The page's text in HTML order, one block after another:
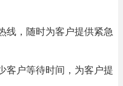
线，随时为客户提供紧急
客户等待时间，为客户提